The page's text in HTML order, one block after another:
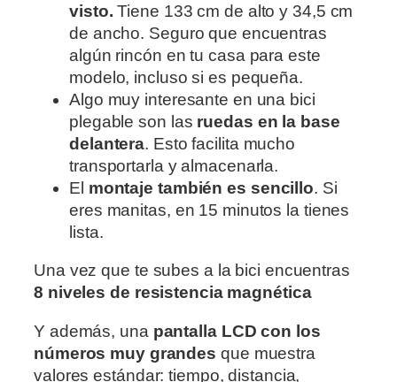
visto. Tiene 133 cm de alto y 34,5 cm
de ancho. Seguro que encuentras
algún rincón en tu casa para este
modelo, incluso si es pequeña.
Algo muy interesante en una bici
plegable son las ruedas en la base
delantera. Esto facilita mucho
transportarla y almacenarla.
El montaje también es sencillo. Si
eres manitas, en 15 minutos la tienes
lista.
Una vez que te subes a la bici encuentras
8 niveles de resistencia magnética
Y además, una pantalla LCD con los
números muy grandes que muestra
valores estándar: tiempo, distancia,